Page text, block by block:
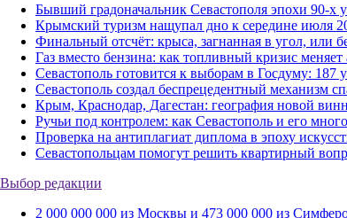
Бывший градоначальник Севастополя эпохи 90-х
Крымский туризм нащупал дно к середине июля
Финальный отсчёт: крыса, загнанная в угол, или
Газ вместо бензина: как топливный кризис
Севастополь готовится к выборам в Госдуму: 187
Севастополь создал беспрецедентный механизм
Крым, Краснодар, Дагестан: география новой
Ручьи под контролем: как Севастополь и его
Проверка на антиплагиат диплома в эпоху
Севастопольцам помогут решить квартирный
Выбор редакции
2 000 000 000 из Москвы и 473 000 000 из